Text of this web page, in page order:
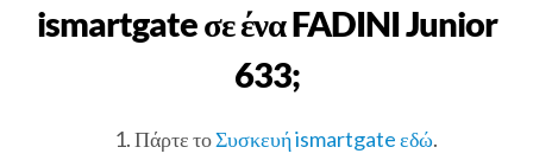
ismartgate σε ένα FADINI Junior
633;
Πάρτε τοΣυσκευή ismartgate εδώ.